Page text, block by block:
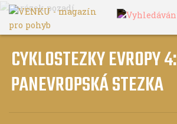
CYKLOSTEZKY EVROPY 4:
PANEVROPSKÁ STEZKA